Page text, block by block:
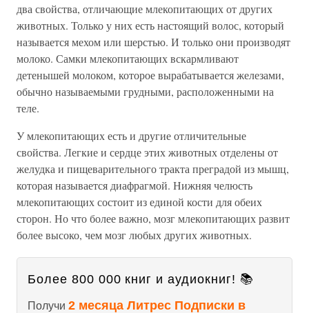
два свойства, отличающие млекопитающих от других
животных. Только у них есть настоящий волос, который
называется мехом или шерстью. И только они производят
молоко. Самки млекопитающих вскармливают
детенышей молоком, которое вырабатывается железами,
обычно называемыми грудными, расположенными на
теле.
У млекопитающих есть и другие отличительные
свойства. Легкие и сердце этих животных отделены от
желудка и пищеварительного тракта преградой из мышц,
которая называется диафрагмой. Нижняя челюсть
млекопитающих состоит из единой кости для обеих
сторон. Но что более важно, мозг млекопитающих развит
более высоко, чем мозг любых других животных.
Более 800 000 книг и аудиокниг! 📚
Получи 2 месяца Литрес Подписки в